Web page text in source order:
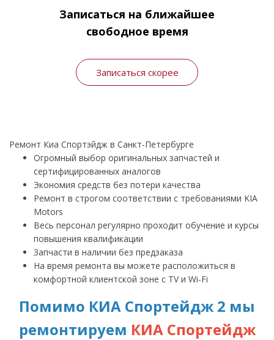
Записаться на ближайшее
свободное время
Записаться скорее
Ремонт Киа Спортэйдж в Санкт-Петербурге
Огромный выбор оригинальных запчастей и
сертифицированных аналогов
Экономия средств без потери качества
Ремонт в строгом соответствии с требованиями KIA
Motors
Весь персонал регулярно проходит обучение и курсы
повышения квалификации
Запчасти в наличии без предзаказа
На время ремонта вы можете расположиться в
комфортной клиентской зоне с TV и Wi-Fi
Помимо КИА Спортейдж 2 мы
ремонтируем КИА Спортейдж